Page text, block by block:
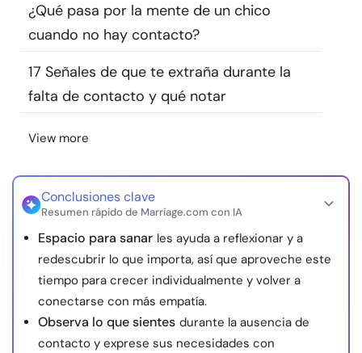
Encuentra un terapeuta
nosotros
© Copyright 2026. Todos los derechos reservados.
¿Qué pasa por la mente de un chico
cuando no hay contacto?
17 Señales de que te extraña durante la
falta de contacto y qué notar
View more
Conclusiones clave
Resumen rápido de Marriage.com con IA
Espacio para sanar les ayuda a reflexionar y a
redescubrir lo que importa, así que aproveche este
tiempo para crecer individualmente y volver a
conectarse con más empatía.
Observa lo que sientes durante la ausencia de
contacto y exprese sus necesidades con